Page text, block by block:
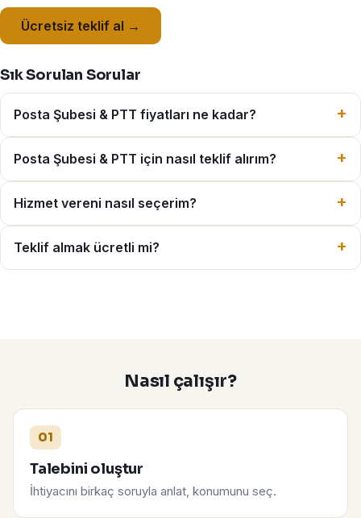
Ücretsiz teklif al →
Sık Sorulan Sorular
Posta Şubesi & PTT fiyatları ne kadar?
Posta Şubesi & PTT için nasıl teklif alırım?
Hizmet vereni nasıl seçerim?
Teklif almak ücretli mi?
Nasıl çalışır?
01
Talebini oluştur
İhtiyacını birkaç soruyla anlat, konumunu seç.